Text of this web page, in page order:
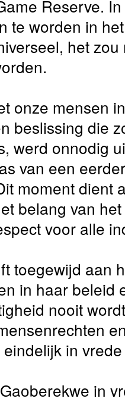
Reserve.
te worden in
het
onze mensen
beslissing die
werd onnodig
van een
moment dient
belang van
voor alle
toegewijd aan
in haar beleid
nooit
in
in